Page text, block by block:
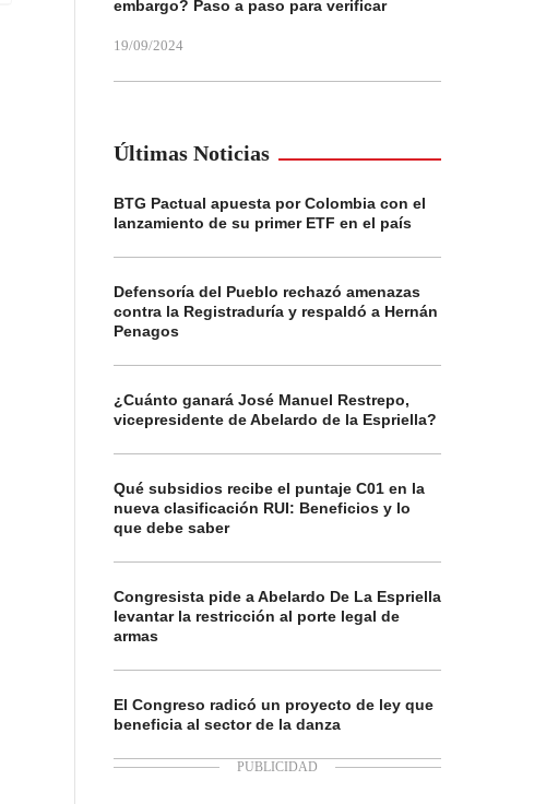
embargo? Paso a paso para verificar
19/09/2024
Últimas Noticias
BTG Pactual apuesta por Colombia con el
lanzamiento de su primer ETF en el país
Defensoría del Pueblo rechazó amenazas
contra la Registraduría y respaldó a Hernán
Penagos
¿Cuánto ganará José Manuel Restrepo,
vicepresidente de Abelardo de la Espriella?
Qué subsidios recibe el puntaje C01 en la
nueva clasificación RUI: Beneficios y lo
que debe saber
Congresista pide a Abelardo De La Espriella
levantar la restricción al porte legal de
armas
El Congreso radicó un proyecto de ley que
beneficia al sector de la danza